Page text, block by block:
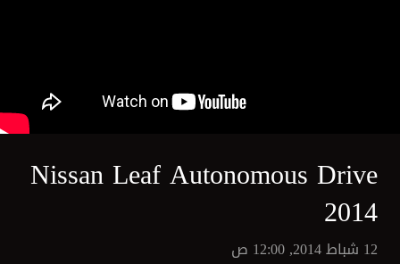
Nissan Leaf Autonomous Drive
2014
12 شباط 2014, 12:00 ص